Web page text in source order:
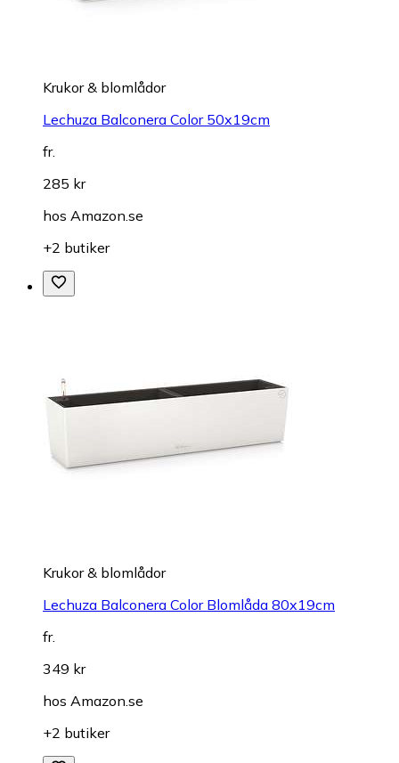
Krukor & blomlådor
Lechuza Balconera Color 50x19cm
fr.
285 kr
hos Amazon.se
+2 butiker
Krukor & blomlådor
Lechuza Balconera Color Blomlåda 80x19cm
fr.
349 kr
hos Amazon.se
+2 butiker